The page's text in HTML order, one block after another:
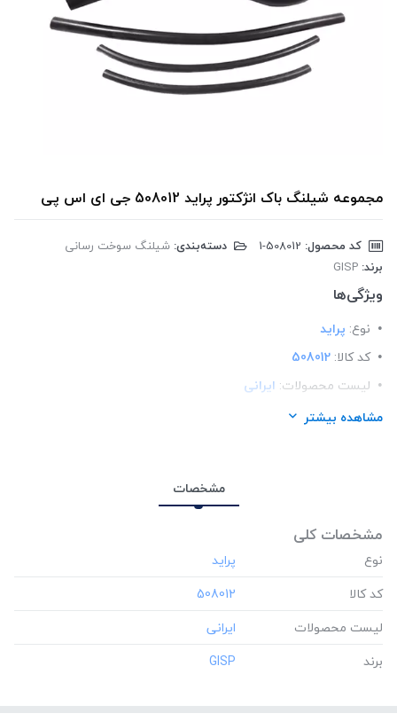
مجموعه شیلنگ باک انژکتور پراید 508012 جی ای اس پی
کد محصول: دسته‌بندی: شیلنگ سوخت رسانی
برند: GISP
ویژگی‌ها
نوع: پراید
کد کالا: 508012
لیست محصولات: ایرانی
برند:GISP
مشاهده بیشتر
مشخصات
مشخصات کلی
نوع
کد کالا
‎508012
لیست محصولات
برند
‎GISP